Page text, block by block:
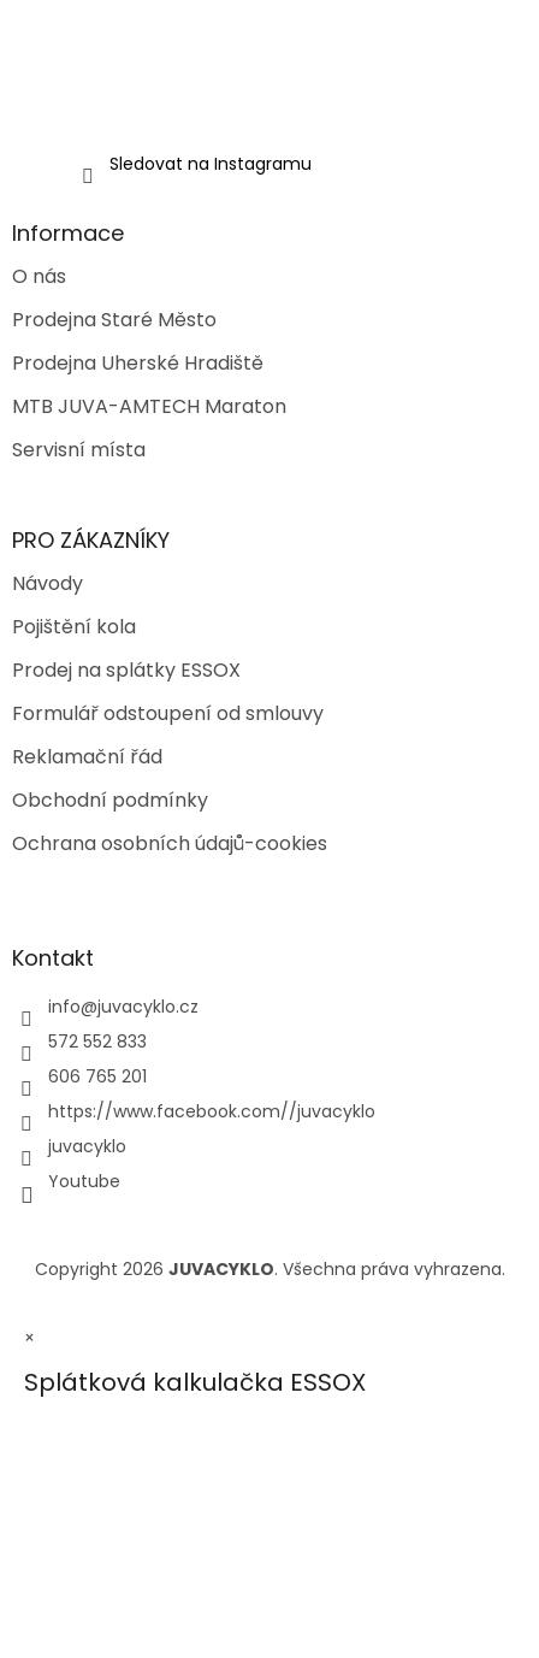
Sledovat na Instagramu
Informace
O nás
Prodejna Staré Město
Prodejna Uherské Hradiště
MTB JUVA-AMTECH Maraton
Servisní místa
PRO ZÁKAZNÍKY
Návody
Pojištění kola
Prodej na splátky ESSOX
Formulář odstoupení od smlouvy
Reklamační řád
Obchodní podmínky
Ochrana osobních údajů-cookies
Kontakt
info@juvacyklo.cz
572 552 833
606 765 201
https://www.facebook.com//juvacyklo
juvacyklo
Youtube
Copyright 2026 JUVACYKLO. Všechna práva vyhrazena.
×
Splátková kalkulačka ESSOX